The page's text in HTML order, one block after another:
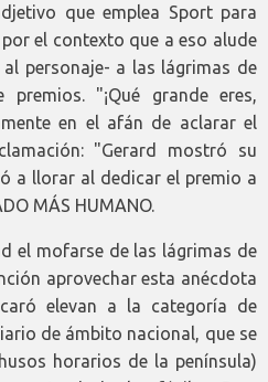
que emplea Sport para
el contexto que a eso alude
personaje- a las lágrimas de
"¡Qué grande eres,
en el afán de aclarar el
"Gerard mostró su
a llorar al dedicar el premio a
MÁS HUMANO.
el mofarse de las lágrimas de
aprovechar esta anécdota
elevan a la categoría de
de ámbito nacional, que se
horarios de la península)